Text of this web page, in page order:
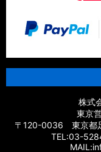
株式
東京
〒120-0036 東京都
TEL:03-